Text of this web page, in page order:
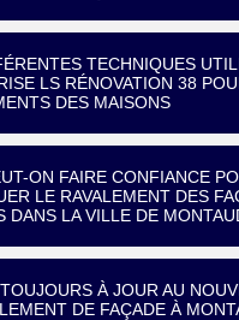
TECHNIQUES
LS RÉNOVATION 38
DES MAISONS
ON FAIRE CONFIANCE
LE RAVALEMENT DES
DANS LA VILLE DE
À JOUR AU
DE FAÇADE À